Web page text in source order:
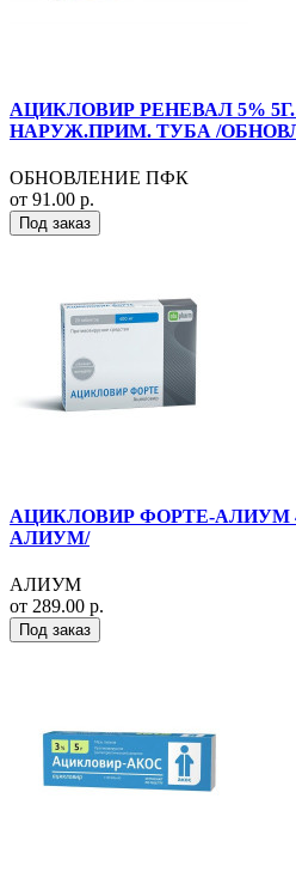
АЦИКЛОВИР РЕНЕВАЛ 5%
НАРУЖ.ПРИМ. ТУБА /
ОБНОВЛЕНИЕ ПФК
от 91.00 р.
Под заказ
АЦИКЛОВИР ФОРТЕ-АЛИУМ
АЛИУМ/
АЛИУМ
от 289.00 р.
Под заказ